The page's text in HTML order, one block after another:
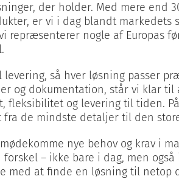
der holder. Med mere end
er vi i dag blandt markedets
repræsenterer nogle af Europas
så hver løsning passer
og dokumentation, står vi klar
fleksibilitet og levering til tiden.
de mindste detaljer til den
nye behov og krav i
– ikke bare i dag, men også
med at finde en løsning til netop